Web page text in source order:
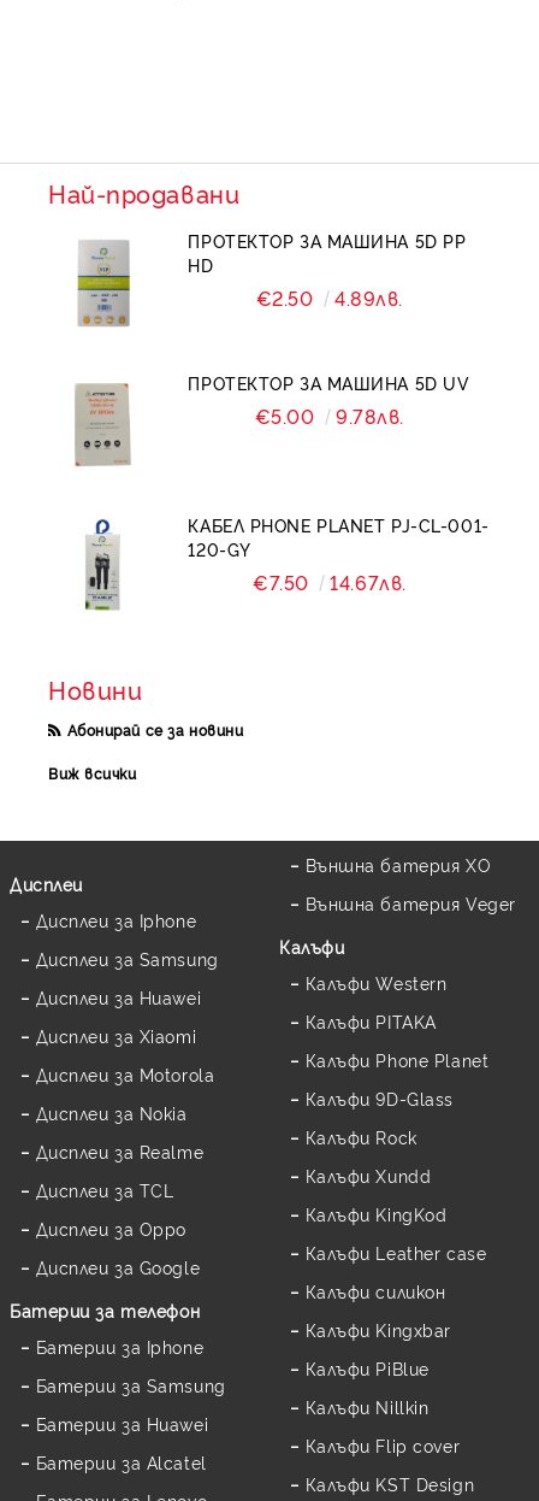
Най-продавани
ПРОТЕКТОР ЗА МАШИНА 5D PP
HD
€2.50 4.89лв.
ПРОТЕКТОР ЗА МАШИНА 5D UV
€5.00 9.78лв.
КАБЕЛ PHONE PLANET PJ-CL-001-
120-GY
€7.50 14.67лв.
Новини
Абонирай се за новини
Виж всички
Дисплеи
Дисплеи за Iphone
Дисплеи за Samsung
Дисплеи за Huawei
Дисплеи за Xiaomi
Дисплеи за Motorola
Дисплеи за Nokia
Дисплеи за Realme
Дисплеи за TCL
Дисплеи за Oppo
Дисплеи за Google
Батерии за телефон
Батерии за Iphone
Батерии за Samsung
Батерии за Huawei
Батерии за Alcatel
Външна батерия XO
Външна батерия Veger
Калъфи
Калъфи Western
Калъфи PITAKA
Калъфи Phone Planet
Калъфи 9D-Glass
Калъфи Rock
Калъфи Xundd
Калъфи KingKod
Калъфи Leather case
Калъфи силикон
Калъфи Kingxbar
Калъфи PiBlue
Калъфи Nillkin
Калъфи Flip cover
Калъфи KST Design